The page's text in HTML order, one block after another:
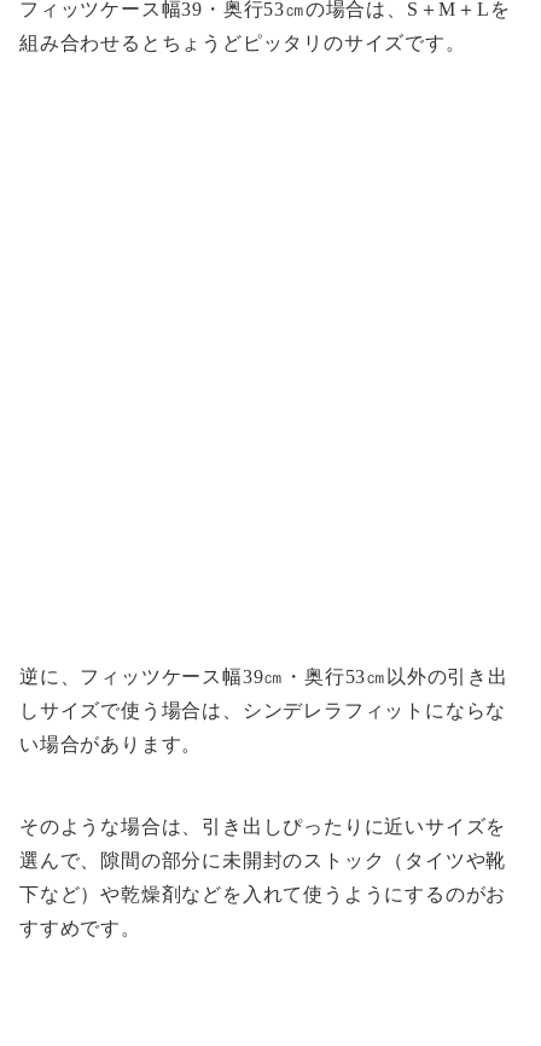
フィッツケース幅39・奥行53㎝の場合は、S＋M＋Lを
組み合わせるとちょうどピッタリのサイズです。
逆に、フィッツケース幅39㎝・奥行53㎝以外の引き出
しサイズで使う場合は、シンデレラフィットにならな
い場合があります。
そのような場合は、引き出しぴったりに近いサイズを
選んで、隙間の部分に未開封のストック（タイツや靴
下など）や乾燥剤などを入れて使うようにするのがお
すすめです。